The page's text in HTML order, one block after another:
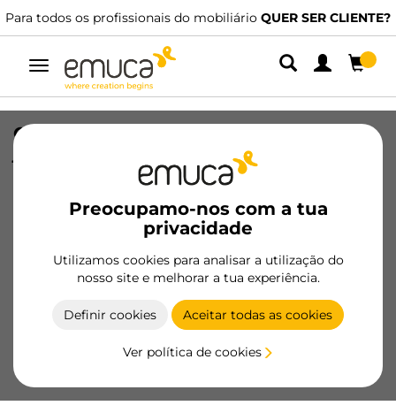
Para todos os profissionais do mobiliário QUER SER CLIENTE?
Alternar
navegação
Preocupamo-nos com a tua
privacidade
Utilizamos cookies para analisar a utilização do
nosso site e melhorar a tua experiência.
Definir cookies Aceitar todas as cookies
Ver política de cookies
Cavilhas de madeira per sistema de
junção de pressão, diâmetro 8x35mm,
Madeira de faia
9031878/EAN 8432393124216
Tornar-se cliente
Ficha de produto